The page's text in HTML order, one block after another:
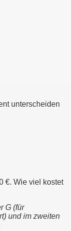
unterscheiden
€. Wie viel kostet
G (für
und im zweiten